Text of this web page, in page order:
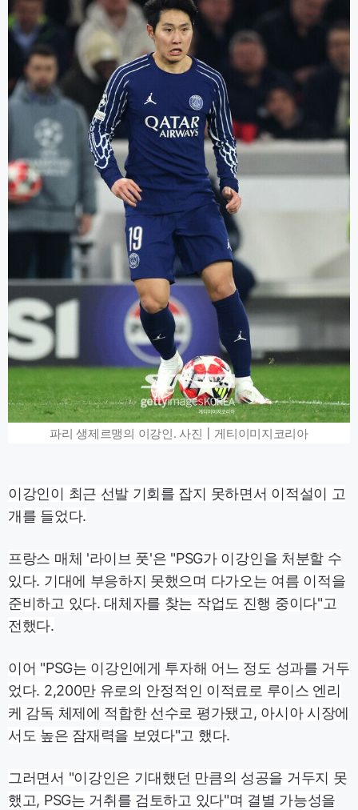
파리 생제르맹의 이강인. 사진┃게티이미지코리아
이강인이 최근 선발 기회를 잡지 못하면서 이적설이 고
개를 들었다.
프랑스 매체 '라이브 풋'은 "PSG가 이강인을 처분할 수
있다. 기대에 부응하지 못했으며 다가오는 여름 이적을
준비하고 있다. 대체자를 찾는 작업도 진행 중이다"고
전했다.
이어 "PSG는 이강인에게 투자해 어느 정도 성과를 거두
었다. 2,200만 유로의 안정적인 이적료로 루이스 엔리
케 감독 체제에 적합한 선수로 평가됐고, 아시아 시장에
서도 높은 잠재력을 보였다"고 했다.
그러면서 "이강인은 기대했던 만큼의 성공을 거두지 못
했고, PSG는 거취를 검토하고 있다"며 결별 가능성을